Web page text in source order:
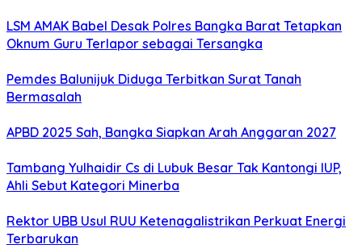
LSM AMAK Babel Desak Polres Bangka Barat Tetapkan
Oknum Guru Terlapor sebagai Tersangka
Pemdes Balunijuk Diduga Terbitkan Surat Tanah
Bermasalah
APBD 2025 Sah, Bangka Siapkan Arah Anggaran 2027
Tambang Yulhaidir Cs di Lubuk Besar Tak Kantongi IUP,
Ahli Sebut Kategori Minerba
Rektor UBB Usul RUU Ketenagalistrikan Perkuat Energi
Terbarukan